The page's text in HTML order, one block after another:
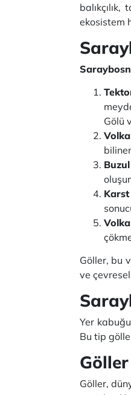
ekosistem
Gölü
Göller, bu
ve
Yer
Bu tip
Göller,